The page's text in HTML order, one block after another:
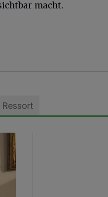
macht.